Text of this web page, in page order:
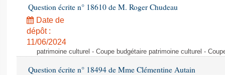
Dossiers législatifs
Budget et sécurité sociale
Questions écrites et orales
Comptes rendus des débats
Question écrite n° 18610 de M. Roger Chudeau
Date de
dépôt :
11/06/2024
patrimoine culturel - Coupe budgétaire patrimoine culturel -
Question écrite n° 18494 de Mme Clémentine Autain